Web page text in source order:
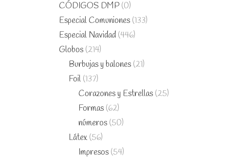
CÓDIGOS DMP (0)
Especial Comuniones (133)
Especial Navidad (446)
Globos (214)
Burbujas y balones (21)
Foil (137)
Corazones y Estrellas (25)
Formas (62)
números (50)
Látex (56)
Impresos (54)